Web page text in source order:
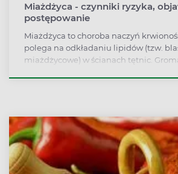
Miażdżyca - czynniki ryzyka,
postępowanie
Miażdżyca to choroba naczyń
polega na odkładaniu lipidów (tzw.
miażdżycowe) w ścianach tętnic.